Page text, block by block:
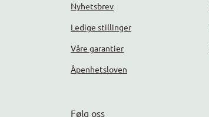
Nyhetsbrev
Ledige stillinger
Våre garantier
Åpenhetsloven
Følg oss